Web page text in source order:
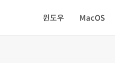
윈도우 MacOS